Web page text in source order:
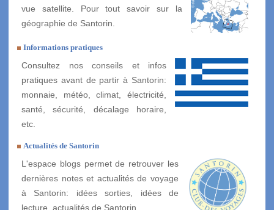
vue satellite. Pour tout savoir sur la
géographie de Santorin.
Informations pratiques
Consultez nos conseils et infos
pratiques avant de partir à Santorin:
monnaie, météo, climat, électricité,
santé, sécurité, décalage horaire,
etc.
Actualités de Santorin
L'espace blogs permet de retrouver les
dernières notes et actualités de voyage
à Santorin: idées sorties, idées de
lecture, actualités de Santorin, ...